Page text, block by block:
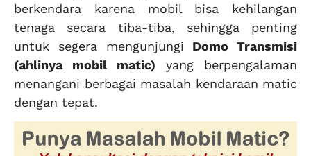
berkendara karena mobil bisa kehilangan
tenaga secara tiba-tiba, sehingga penting
untuk segera mengunjungi Domo Transmisi
(ahlinya mobil matic) yang berpengalaman
menangani berbagai masalah kendaraan matic
dengan tepat.